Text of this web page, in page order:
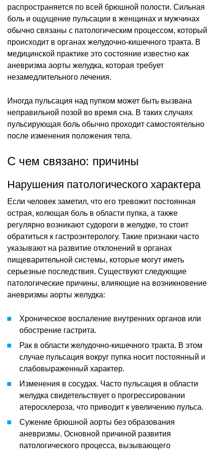
распространяется по всей брюшной полости. Сильная
боль и ощущение пульсации в женщинах и мужчинах
обычно связаны с патологическим процессом, который
происходит в органах желудочно-кишечного тракта. В
медицинской практике это состояние известно как
аневризма аорты желудка, которая требует
незамедлительного лечения.
Иногда пульсация над пупком может быть вызвана
неправильной позой во время сна. В таких случаях
пульсирующая боль обычно проходит самостоятельно
после изменения положения тела.
С чем связано: причины
Нарушения патологического характера
Если человек заметил, что его тревожит постоянная
острая, колющая боль в области пупка, а также
регулярно возникают судороги в желудке, то стоит
обратиться к гастроэнтерологу. Такие признаки часто
указывают на развитие отклонений в органах
пищеварительной системы, которые могут иметь
серьезные последствия. Существуют следующие
патологические причины, влияющие на возникновение
аневризмы аорты желудка:
Хроническое воспаление внутренних органов или
обострение гастрита.
Рак в области желудочно-кишечного тракта. В этом
случае пульсация вокруг пупка носит постоянный и
слабовыраженный характер.
Изменения в сосудах. Часто пульсация в области
желудка свидетельствует о прогрессировании
атеросклероза, что приводит к увеличению пульса.
Сужение брюшной аорты без образования
аневризмы. Основной причиной развития
патологического процесса, вызывающего